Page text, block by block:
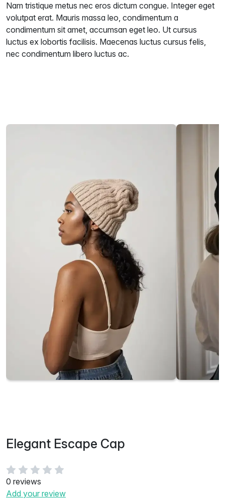
Nam tristique metus nec eros dictum congue. Integer eget
volutpat erat. Mauris massa leo, condimentum a
condimentum sit amet, accumsan eget leo. Ut cursus
luctus ex lobortis facilisis. Maecenas luctus cursus felis,
nec condimentum libero luctus ac.
Elegant Escape Cap
0 reviews
Add your review